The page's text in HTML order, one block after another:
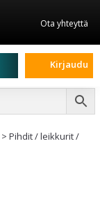
Ota yhteyttä
Kirjaudu
> Pihdit / leikkurit /